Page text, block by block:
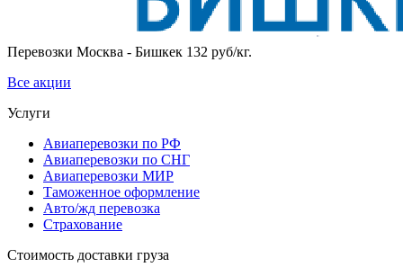
Перевозки Москва - Бишкек 132 руб/кг.
Все акции
Услуги
Авиаперевозки по РФ
Авиаперевозки по СНГ
Авиаперевозки МИР
Таможенное оформление
Авто/жд перевозка
Страхование
Стоимость доставки груза